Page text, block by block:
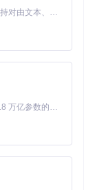
端的用户：
动干预。
MiniMax H3 是一个通用的全模态生成系统。它支持对由文本、图像、视频和音频组成的多模态上下文进行统一理解，并能生成分辨率高达 2K、时长可达 15 秒的带原生立体声音频的视频。得益于面向任务泛化的系统设计，H3 在预训练阶段就已具备广泛的多模态上下文理解与生成能力，能够出色地执行复杂的多模态指令。
Kimi K3 是Kimi能力最强的模型：这是一个拥有 2.8 万亿参数的混合专家（MoE）模型，具备原生视觉理解能力，并支持 100 万 token 的上下文窗口。